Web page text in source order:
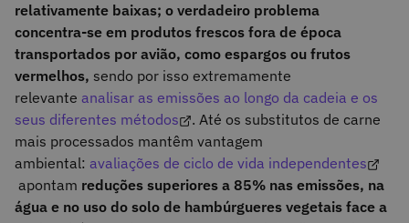
relativamente baixas; o verdadeiro problema
concentra-se em produtos frescos fora de época
transportados por avião, como espargos ou frutos
vermelhos, sendo por isso extremamente
relevante analisar as emissões ao longo da cadeia e os
seus diferentes métodos
. Até os substitutos de carne
mais processados mantêm vantagem
ambiental: avaliações de ciclo de vida independentes
apontam reduções superiores a 85% nas emissões, na
água e no uso do solo de hambúrgueres vegetais face a